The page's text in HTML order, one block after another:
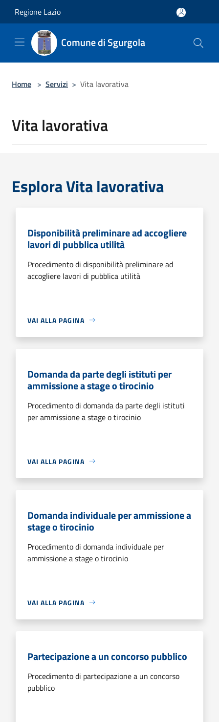
Regione Lazio
Comune di Sgurgola
Home > Servizi > Vita lavorativa
Vita lavorativa
Esplora Vita lavorativa
Disponibilità preliminare ad accogliere
lavori di pubblica utilità
Procedimento di disponibilità preliminare ad
accogliere lavori di pubblica utilità
VAI ALLA PAGINA
Domanda da parte degli istituti per
ammissione a stage o tirocinio
Procedimento di domanda da parte degli istituti
per ammissione a stage o tirocinio
VAI ALLA PAGINA
Domanda individuale per ammissione a
stage o tirocinio
Procedimento di domanda individuale per
ammissione a stage o tirocinio
VAI ALLA PAGINA
Partecipazione a un concorso pubblico
Procedimento di partecipazione a un concorso
pubblico